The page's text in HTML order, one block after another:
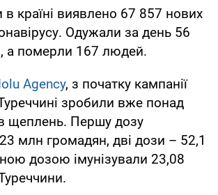
країні виявлено 67 857 нових
Одужали за день 56
а померли 167 людей.
Agency, з початку кампанії
зробили вже понад
щеплень. Першу дозу
млн громадян, дві дози – 52,1
дозою імунізували 23,08